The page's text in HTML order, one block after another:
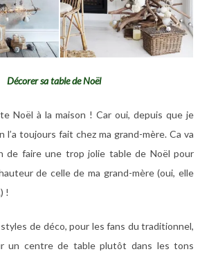
Décorer sa table de Noël
Noël à la maison ! Car oui, depuis que je
toujours fait chez ma grand-mère. Ca va
de faire une trop jolie table de Noël pour
de celle de ma grand-mère (oui, elle
!
de déco, pour les fans du traditionnel,
un centre de table plutôt dans les tons